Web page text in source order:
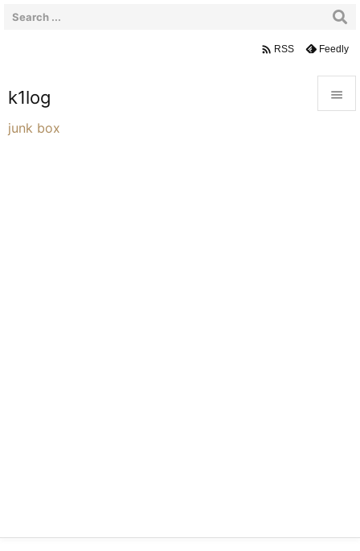
k1log
junk box

 RSS Feedly